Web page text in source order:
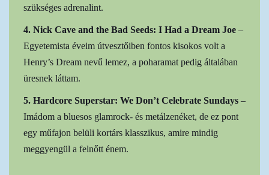
szükséges adrenalint.
4. Nick Cave and the Bad Seeds: I Had a Dream Joe –
Egyetemista éveim útvesztőiben fontos kisokos volt a
Henry’s Dream nevű lemez, a poharamat pedig általában
üresnek láttam.
5. Hardcore Superstar: We Don’t Celebrate Sundays –
Imádom a bluesos glamrock- és metálzenéket, de ez pont
egy műfajon belüli kortárs klasszikus, amire mindig
meggyengül a felnőtt énem.